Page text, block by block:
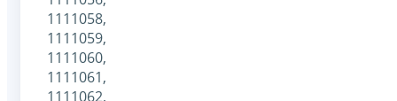
1111058,
1111059,
1111060,
1111061,
1111062,